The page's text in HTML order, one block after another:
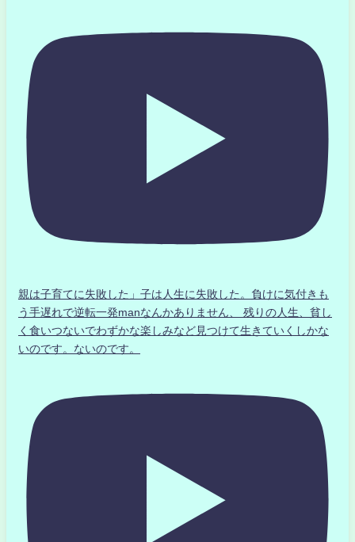
親は子育てに失敗した」子は人生に失敗した。負けに気付きも
う手遅れで逆転一発manなんかありません、 残りの人生、貧し
く食いつないでわずかな楽しみなど見つけて生きていくしかな
いのです。ないのです。